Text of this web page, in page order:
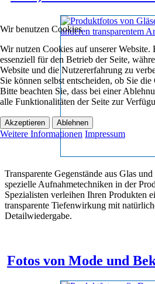
Transparente Gegenstände aus Glas
spezielle Aufnahmetechniken in der
Spezialisten verleihen Ihren Produkten
transparente Tiefenwirkung mit
Detailwiedergabe.
Fotos von Mode und
Wir benutzen Cookies
Wir nutzen Cookies auf unserer Website.
essenziell für den Betrieb der Seite,
Website und die Nutzererfahrung zu
Sie können selbst entscheiden, ob Sie
Bitte beachten Sie, dass bei einer
alle Funktionalitäten der Seite zur
Akzeptieren Ablehnen
Weitere Informationen Impressum